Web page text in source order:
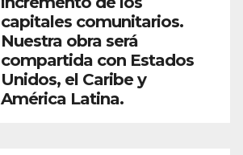
capitales comunitarios.
Nuestra obra será
compartida con Estados
Unidos, el Caribe y
América Latina.